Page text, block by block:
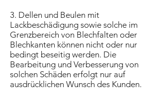
3. Dellen und Beulen mit
Lackbeschädigung sowie solche im
Grenzbereich von Blechfalten oder
Blechkanten können nicht oder nur
bedingt beseitig werden. Die
Bearbeitung und Verbesserung von
solchen Schäden erfolgt nur auf
ausdrücklichen Wunsch des Kunden.